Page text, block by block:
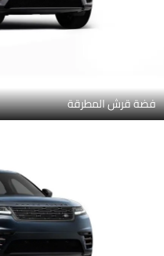
فضة قرش المطرقة